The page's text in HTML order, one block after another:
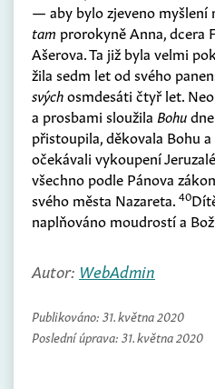
— aby bylo zjeveno myšlení
tam prorokyně Anna, dcera
Ašerova. Ta již byla velmi
žila sedm let od svého
svýchosmdesáti čtyř let.
a prosbami sloužila Bohu
přistoupila, děkovala Bohu
očekávali vykoupení
všechno podle Pánova
svého města Nazareta. 40
naplňováno moudrostí a
Autor: WebAdmin
Publikováno: 31. května 2020
Poslední úprava: 31. května 2020